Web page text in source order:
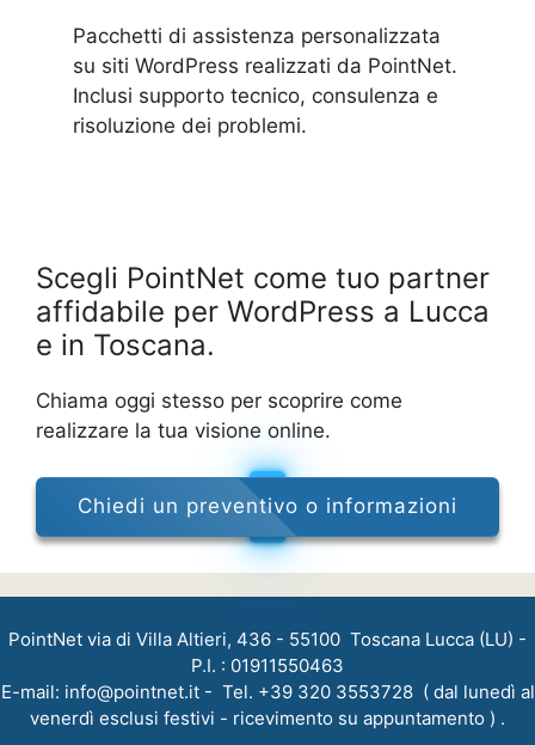
Pacchetti di assistenza personalizzata
su siti WordPress realizzati da PointNet.
Inclusi supporto tecnico, consulenza e
risoluzione dei problemi.
Scegli PointNet come tuo partner
affidabile per WordPress a Lucca
e in Toscana.
Chiama oggi stesso per scoprire come
realizzare la tua visione online.
Chiedi un preventivo o informazioni
PointNet via di Villa Altieri, 436 - 55100 Toscana Lucca (LU) -
P.I. : 01911550463
E-mail: info@pointnet.it- Tel. +39 320 3553728 ( dal lunedì al
venerdì esclusi festivi - ricevimento su appuntamento ) .